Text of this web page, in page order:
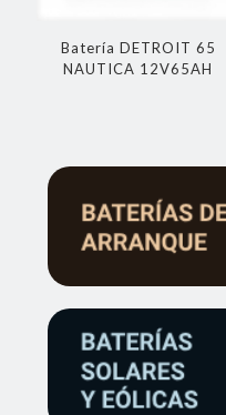
Batería DETROIT 65
NAUTICA 12V65AH